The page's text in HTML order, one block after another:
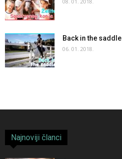
Back in the saddle
06. 01. 2018.
Najnoviji članci